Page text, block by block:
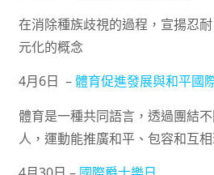
在消除種族歧視的過程，宣揚忍
元化的概念
4月6日 – 體育促進發展與和平國
體育是一種共同語言，透過團結
人，運動能推廣和平、包容和互